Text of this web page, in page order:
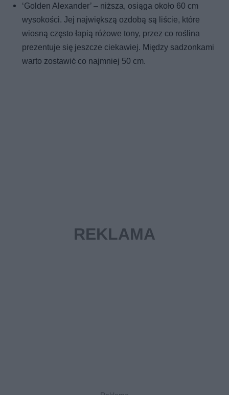
‘Golden Alexander’ – niższa, osiąga około 60 cm
wysokości. Jej największą ozdobą są liście, które
wiosną często łapią różowe tony, przez co roślina
prezentuje się jeszcze ciekawiej. Między sadzonkami
warto zostawić co najmniej 50 cm.